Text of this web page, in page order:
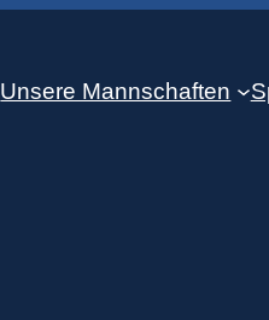
Unsere Mannschaften